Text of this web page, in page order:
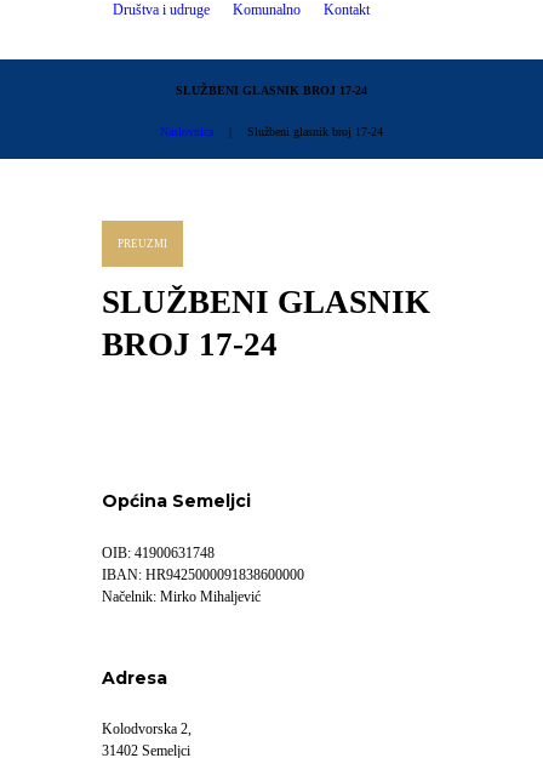
Društva i udruge Komunalno Kontakt
SLUŽBENI GLASNIK BROJ 17-24
Naslovnica Službeni glasnik broj 17-24
PREUZMI
SLUŽBENI GLASNIK
BROJ 17-24
Općina Semeljci
OIB: 41900631748
IBAN: HR9425000091838600000
Načelnik: Mirko Mihaljević
Adresa
Kolodvorska 2,
31402 Semeljci